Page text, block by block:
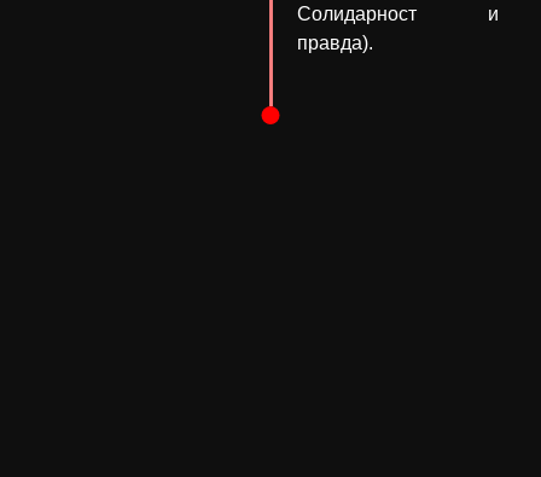
Солидарност и
правда).